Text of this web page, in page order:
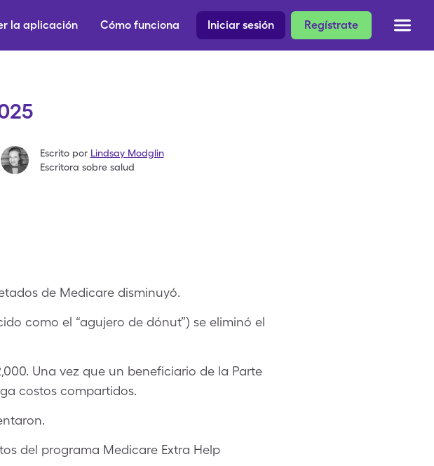
Regístrate
Iniciar sesión
Cómo funciona
la aplicación
Escrito por Lindsay Modglin
Escritora sobre salud
de Medicare disminuyó.
como el “agujero de dónut”) se eliminó el
Una vez que un beneficiario de la Parte
costos compartidos.
del programa Medicare Extra Help